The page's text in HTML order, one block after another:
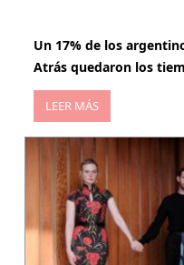
Un 17% de los
Atrás quedaron los
LEER MÁS